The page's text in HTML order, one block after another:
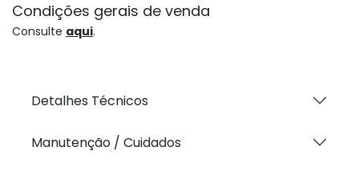
Condições gerais de venda
Consulte aqui.
Detalhes Técnicos
Manutenção / Cuidados